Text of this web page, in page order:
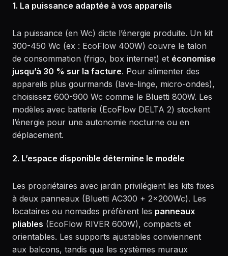
1. La puissance adaptée à vos appareils
La puissance (en Wc) dicte l’énergie produite. Un kit
300-450 Wc (ex : EcoFlow 400W) couvre le talon
de consommation (frigo, box internet) et économise
jusqu’à 30 % sur la facture. Pour alimenter des
appareils plus gourmands (lave-linge, micro-ondes),
choisissez 600-900 Wc comme le Bluetti 800W. Les
modèles avec batterie (EcoFlow DELTA 2) stockent
l’énergie pour une autonomie nocturne ou en
déplacement.
2. L’espace disponible détermine le modèle
Les propriétaires avec jardin privilégient les kits fixes
à deux panneaux (Bluetti AC300 + 2x200Wc). Les
locataires ou nomades préfèrent les panneaux
pliables (EcoFlow RIVER 600W), compacts et
orientables. Les supports ajustables conviennent
aux balcons, tandis que les systèmes muraux